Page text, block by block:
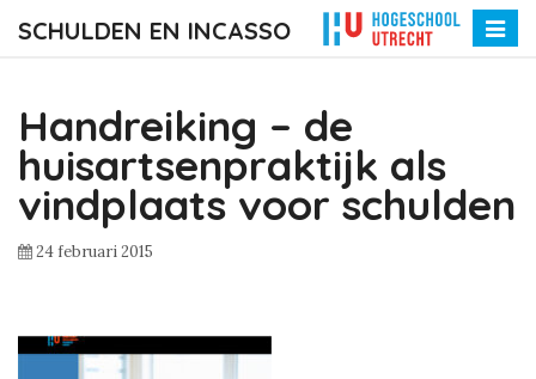
SCHULDEN EN INCASSO
Toggle
Handreiking – de
huisartsenpraktijk als
vindplaats voor schulden
24 februari 2015